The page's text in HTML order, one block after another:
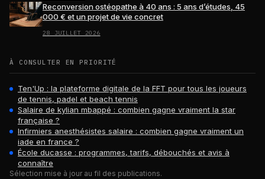
Reconversion ostéopathe à 40 ans : 5 ans d’études, 45
000 € et un projet de vie concret
28 JUILLET 2026
À CONSULTER EN PRIORITÉ
Ten'Up : la plateforme digitale de la FFT pour tous les joueurs
de tennis, padel et beach tennis
Salaire de kylian mbappé : combien gagne vraiment la star
française ?
Infirmiers anesthésistes salaire : combien gagne vraiment un
iade en france ?
École ducasse : programmes, tarifs, débouchés et avis à
connaître
Sélection mise à jour au fil des publications.